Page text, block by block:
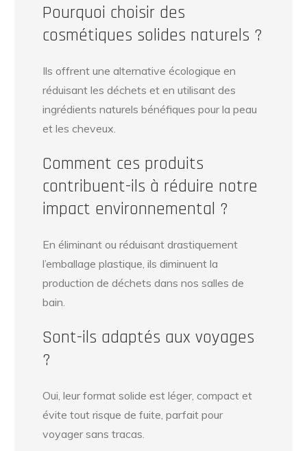
Pourquoi choisir des
cosmétiques solides naturels ?
Ils offrent une alternative écologique en
réduisant les déchets et en utilisant des
ingrédients naturels bénéfiques pour la peau
et les cheveux.
Comment ces produits
contribuent-ils à réduire notre
impact environnemental ?
En éliminant ou réduisant drastiquement
l’emballage plastique, ils diminuent la
production de déchets dans nos salles de
bain.
Sont-ils adaptés aux voyages
?
Oui, leur format solide est léger, compact et
évite tout risque de fuite, parfait pour
voyager sans tracas.